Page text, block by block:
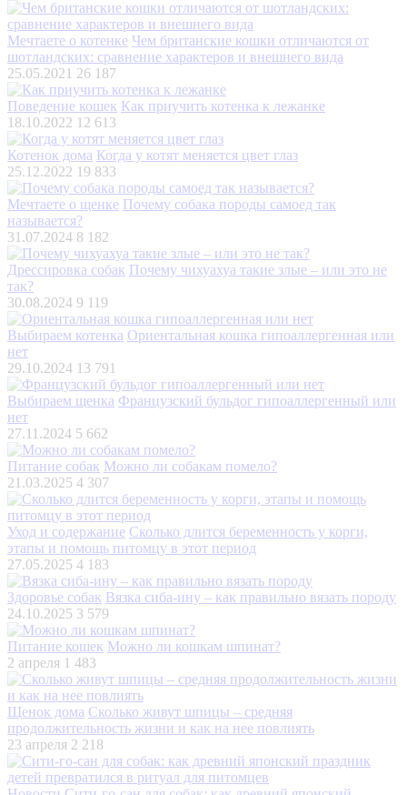
Мечтаете о котенке Чем британские кошки отличаются от
шотландских: сравнение характеров и внешнего вида
25.05.2021 26 187
Поведение кошек Как приучить котенка к лежанке
18.10.2022 12 613
Котенок дома Когда у котят меняется цвет глаз
25.12.2022 19 833
Мечтаете о щенке Почему собака породы самоед так
называется?
31.07.2024 8 182
Дрессировка собак Почему чихуахуа такие злые – или это не
так?
30.08.2024 9 119
Выбираем котенка Ориентальная кошка гипоаллергенная или
нет
29.10.2024 13 791
Выбираем щенка Французский бульдог гипоаллергенный или
нет
27.11.2024 5 662
Питание собак Можно ли собакам помело?
21.03.2025 4 307
Уход и содержание Сколько длится беременность у корги,
этапы и помощь питомцу в этот период
27.05.2025 4 183
Здоровье собак Вязка сиба-ину – как правильно вязать породу
24.10.2025 3 579
Питание кошек Можно ли кошкам шпинат?
2 апреля 1 483
Щенок дома Сколько живут шпицы – средняя
продолжительность жизни и как на нее повлиять
23 апреля 2 218